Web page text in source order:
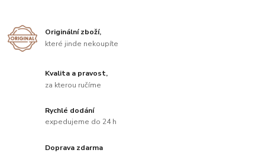
Originální zboží,
které jinde nekoupíte
Kvalita a pravost,
za kterou ručíme
Rychlé dodání
expedujeme do 24 h
Doprava zdarma